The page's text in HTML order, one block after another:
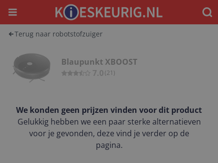
Menu
Terug naar robotstofzuiger
Blaupunkt XBOOST
7.0 (21 )
We konden geen prijzen vinden voor dit product
Gelukkig hebben we een paar sterke alternatieven
voor je gevonden, deze vind je verder op de
pagina.